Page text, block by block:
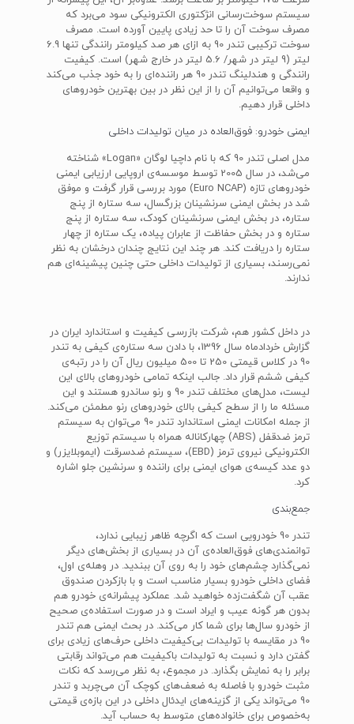
سیستم سوخت‌رسانی انژکتوری الکترونیکی سود می‌برد که
مصرف سوخت آن را تا حد زیادی پایین آورده است. مصرف
سوخت ترکیبی تندر 90 به ازای هر صد کیلومتر رانندگی تنها 6.9
لیتر (9 لیتر در شهر/ 5.6 لیتر در خارج شهر) است. کیفیت
رانندگی و هندلینگ تندر 90 هر راننده‌ای را به خود جذب می‌کند
و واقعا می‌توانیم آن را از این نظر در بین بهترین خودروهای
داخلی قرار دهیم.
ایمنی خودرو: فوق‌العاده در میان تولیدات داخلی
مدل اصلی تندر 90 که با نام داچیا لوگان «Logan» شناخته
می‌شد، در سال 2005 توسط موسسه‌ی اروپایی ارزیابی ایمنی
خودروهای تازه (Euro NCAP) مورد بررسی قرار گرفت و موفق
شد در بخش ایمنی سرنشینان بزرگسال، سه ستاره از پنج
ستاره، در بخش ایمنی سرنشینان کودک، سه ستاره از پنج
ستاره و در بخش حفاظت از عابران پیاده، یک ستاره از چهار
ستاره را دریافت کند. هر چند این نتایج چندان درخشان به نظر
نمی‌رسند، بسیاری از تولیدات داخلی حتی چنین پیشینه‌ای هم
ندارند.
در داخل کشور هم، شرکت بازرسی کیفیت و استاندارد ایران در
گزارش خردادماه سال 1396، با دادن سه ستاره‌ی کیفی به تندر
90 در کلاس قیمتی 250 تا 500 میلیون ریال آن را در رتبه‌ی
کیفی ششم قرار داد. جالب اینکه تمامی خودروهای بالای این
لیست، مدل‌های مختلف تندر 90 و رنو ساندرو هستند و این
مسئله ما را از سطح کیفی بالای خودروهای رنو مطمئن می‌کند.
از جمله امکانات ایمنی استاندارد تندر 90 می‌توان به سیستم
ترمز ضدقفل (ABS) چهارکاناله همراه با سیستم توزیع
الکترونیکی نیروی ترمز (EBD)، سیستم ضدسرقت (ایموبلایزر) و
دو عدد کیسه‌ی هوای ایمنی برای راننده و سرنشین جلو اشاره
کرد.
جمع‌بندی
تندر 90 خودرویی است که اگرچه ظاهر زیبایی ندارد،
توانمندی‌های فوق‌العاده‌ی آن در بسیاری از بخش‌های دیگر
نمی‌گذارد چشم‌های خود را به روی آن ببندید. در وهله‌ی اول،
فضای داخلی خودرو بسیار مناسب است و با بازکردن صندوق
عقب آن شگفت‌زده خواهید شد. عملکرد پیشرانه‌ی خودرو هم
بدون هر گونه عیب و ایراد است و در صورت استفاده‌ی صحیح
از خودرو سال‌ها برای شما کار می‌کند. در بحث ایمنی هم تندر
90 در مقایسه با تولیدات بی‌کیفیت داخلی حرف‌های زیادی برای
گفتن دارد و نسبت به تولیدات باکیفیت هم می‌تواند رقابتی
برابر را به نمایش بگذارد. در مجموع، به نظر می‌رسد که نکات
مثبت خودرو با فاصله به ضعف‌های کوچک آن می‌چربد و تندر
90 می‌تواند یکی از گزینه‌های ایدئال داخلی در این بازه‌ی قیمتی
به‌خصوص برای خانواده‌های متوسط به حساب آید.